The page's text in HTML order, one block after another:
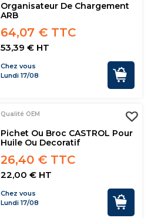
Organisateur De Chargement
ARB
64,07 € TTC
53,39 € HT
Chez vous
Lundi 17/08
Qualité OEM
Pichet Ou Broc CASTROL Pour
Huile Ou Decoratif
26,40 € TTC
22,00 € HT
Chez vous
Lundi 17/08